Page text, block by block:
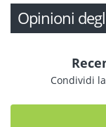
Opinioni
Condividi